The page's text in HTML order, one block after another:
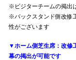
※ビジターチームの掲出
※バックスタンド側改修
性がございます
▼ホーム側芝生席：改修
幕の掲出が可能です